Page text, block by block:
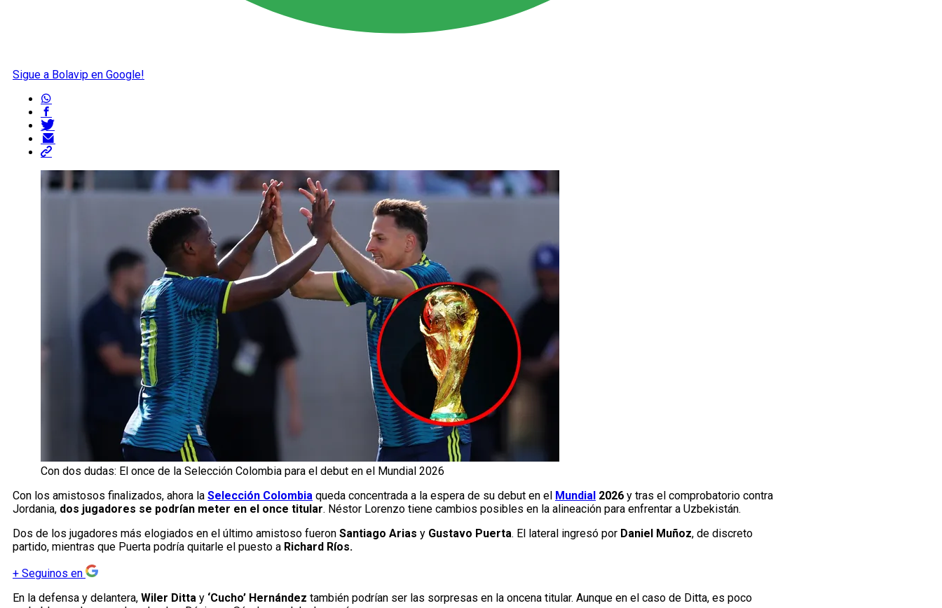
Sigue a Bolavip en Google!
Con dos dudas: El once de la Selección Colombia para el debut en el Mundial 2026
Con los amistosos finalizados, ahora la Selección Colombia queda concentrada a la espera de su debut en el Mundial 2026 y tras el comprobatorio contra
Jordania, dos jugadores se podrían meter en el once titular. Néstor Lorenzo tiene cambios posibles en la alineación para enfrentar a Uzbekistán.
Dos de los jugadores más elogiados en el último amistoso fueron Santiago Arias y Gustavo Puerta. El lateral ingresó por Daniel Muñoz, de discreto
partido, mientras que Puerta podría quitarle el puesto a Richard Ríos.
+ Seguinos en
En la defensa y delantera, Wiler Ditta y ‘Cucho’ Hernández también podrían ser las sorpresas en la oncena titular. Aunque en el caso de Ditta, es poco